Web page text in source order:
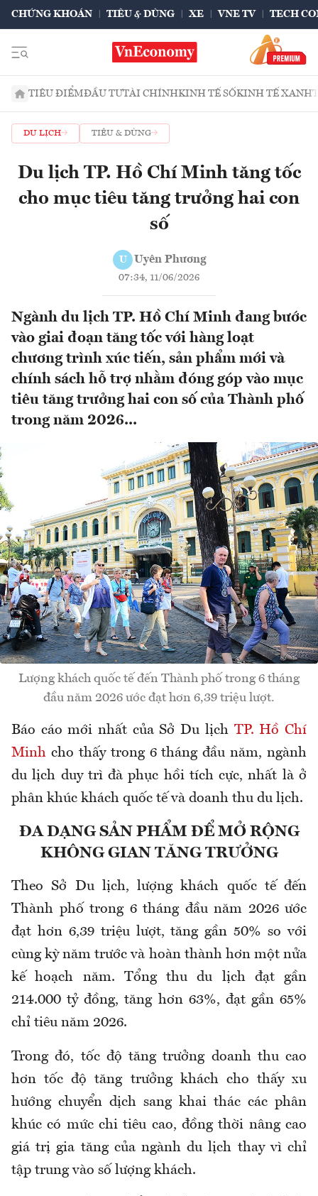
CHỨNG KHOÁN TIÊU & DÙNG XE VNE TV TECH
TIÊU ĐIỂMĐẦU TƯTÀI CHÍNHKINH TẾ SỐKINH TẾ XANH
DU LỊCH TIÊU & DÙNG
Du lịch TP. Hồ Chí Minh tăng tốc
cho mục tiêu tăng trưởng hai con
số
U Uyên Phương
07:34, 11/06/2026
Ngành du lịch TP. Hồ Chí Minh đang bước
vào giai đoạn tăng tốc với hàng loạt
chương trình xúc tiến, sản phẩm mới và
chính sách hỗ trợ nhằm đóng góp vào mục
tiêu tăng trưởng hai con số của Thành phố
trong năm 2026...
Lượng khách quốc tế đến Thành phố trong 6 tháng
đầu năm 2026 ước đạt hơn 6,39 triệu lượt.
Báo cáo mới nhất của Sở Du lịch TP. Hồ Chí
Minh cho thấy trong 6 tháng đầu năm, ngành
du lịch duy trì đà phục hồi tích cực, nhất là ở
phân khúc khách quốc tế và doanh thu du lịch.
ĐA DẠNG SẢN PHẨM ĐỂ MỞ RỘNG
KHÔNG GIAN TĂNG TRƯỞNG
Theo Sở Du lịch, lượng khách quốc tế đến
Thành phố trong 6 tháng đầu năm 2026 ước
đạt hơn 6,39 triệu lượt, tăng gần 50% so với
cùng kỳ năm trước và hoàn thành hơn một nửa
kế hoạch năm. Tổng thu du lịch đạt gần
214.000 tỷ đồng, tăng hơn 63%, đạt gần 65%
chỉ tiêu năm 2026.
Trong đó, tốc độ tăng trưởng doanh thu cao
hơn tốc độ tăng trưởng khách cho thấy xu
hướng chuyển dịch sang khai thác các phân
khúc có mức chi tiêu cao, đồng thời nâng cao
giá trị gia tăng của ngành du lịch thay vì chỉ
tập trung vào số lượng khách.